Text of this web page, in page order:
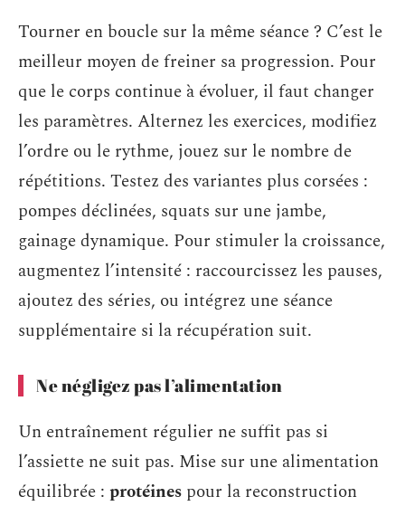
Tourner en boucle sur la même séance ? C’est le
meilleur moyen de freiner sa progression. Pour
que le corps continue à évoluer, il faut changer
les paramètres. Alternez les exercices, modifiez
l’ordre ou le rythme, jouez sur le nombre de
répétitions. Testez des variantes plus corsées :
pompes déclinées, squats sur une jambe,
gainage dynamique. Pour stimuler la croissance,
augmentez l’intensité : raccourcissez les pauses,
ajoutez des séries, ou intégrez une séance
supplémentaire si la récupération suit.
Ne négligez pas l’alimentation
Un entraînement régulier ne suffit pas si
l’assiette ne suit pas. Mise sur une alimentation
équilibrée : protéines pour la reconstruction